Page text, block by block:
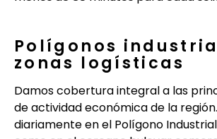
Polígonos
zonas logísticas
Damos cobertura integral a las
de actividad económica de la
diariamente en el Polígono